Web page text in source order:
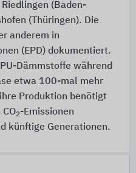
(Baden-
(Thüringen). Die
anderem in
(EPD) dokumentiert.
Dämmstoffe während
etwa 100-mal mehr
Produktion benötigt
2-Emissionen
künftige Generationen.